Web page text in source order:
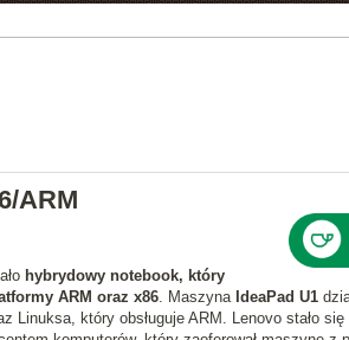
ARM
hybrydowy notebook, który
ARM oraz x86. Maszyna IdeaPad U1
Linuksa, który obsługuje ARM. Lenovo stało